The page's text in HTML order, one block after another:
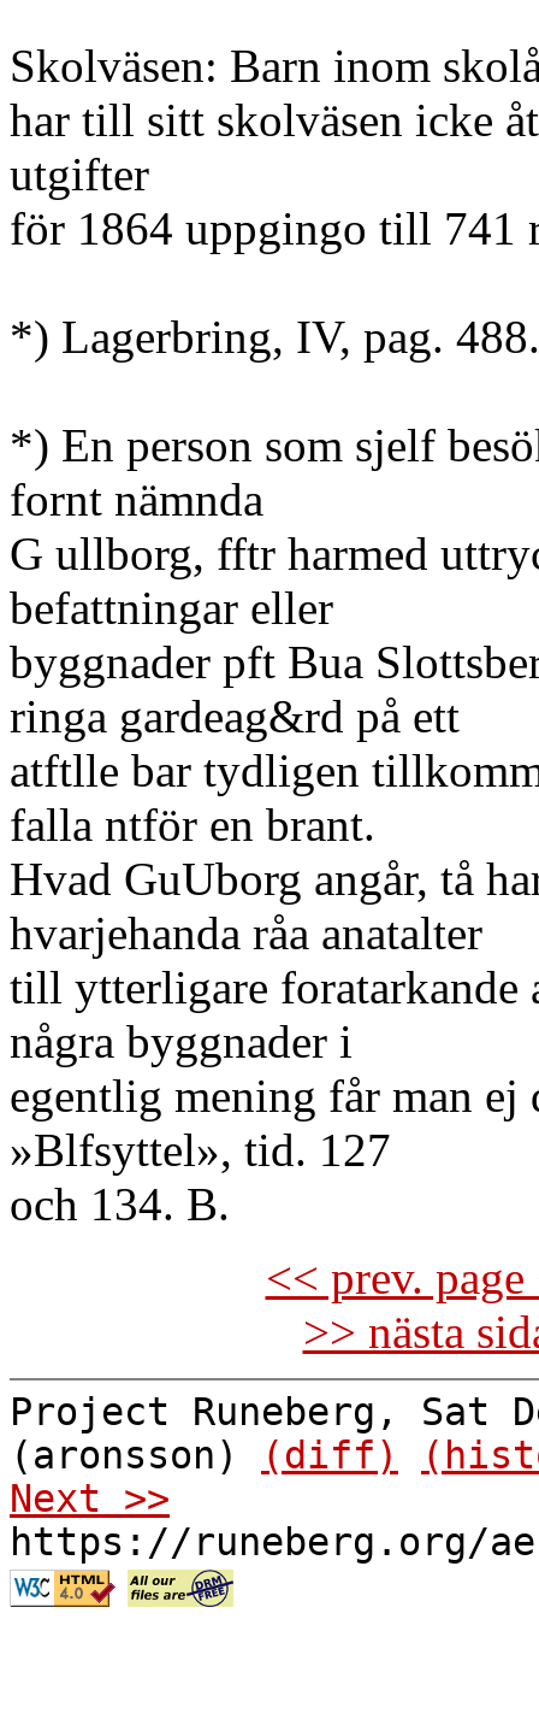
Skolväsen: Barn inom
har till sitt skolväsen icke
utgifter
för 1864 uppgingo till 741
*) Lagerbring, IV, pag. 488.
*) En person som sjelf
fornt nämnda
G ullborg, fftr harmed
befattningar eller
byggnader pft Bua
ringa gardeag&rd på ett
atftlle bar tydligen
falla ntför en brant.
Hvad GuUborg angår, tå
hvarjehanda råa anatalter
till ytterligare
några byggnader i
egentlig mening får man
»Blfsyttel», tid. 127
och 134. B.
<< prev.
>> nästa
Project Runeberg, Sat
(aronsson)
(diff)
Next >>
https://runeberg.org/